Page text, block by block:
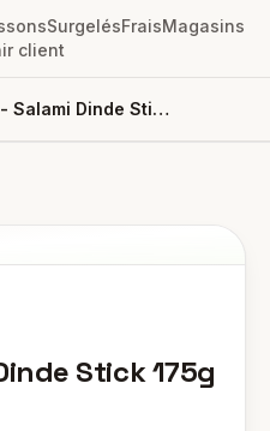
SurgelésFraisMagasins
client
Suntat - Salami Dinde Stick 175g (c15)
Stick 175g